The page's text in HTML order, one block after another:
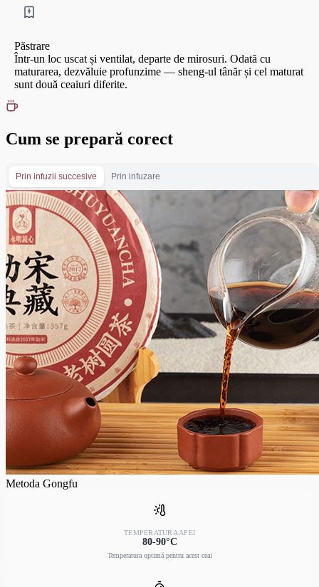
Păstrare
Într-un loc uscat și ventilat, departe de mirosuri. Odată cu
maturarea, dezvăluie profunzime — sheng-ul tânăr și cel maturat
sunt două ceaiuri diferite.
Cum se prepară corect
Prin infuzii succesive Prin infuzare
Metoda Gongfu
TEMPERATURA APEI
80-90°C
Temperatura optimă pentru acest ceai